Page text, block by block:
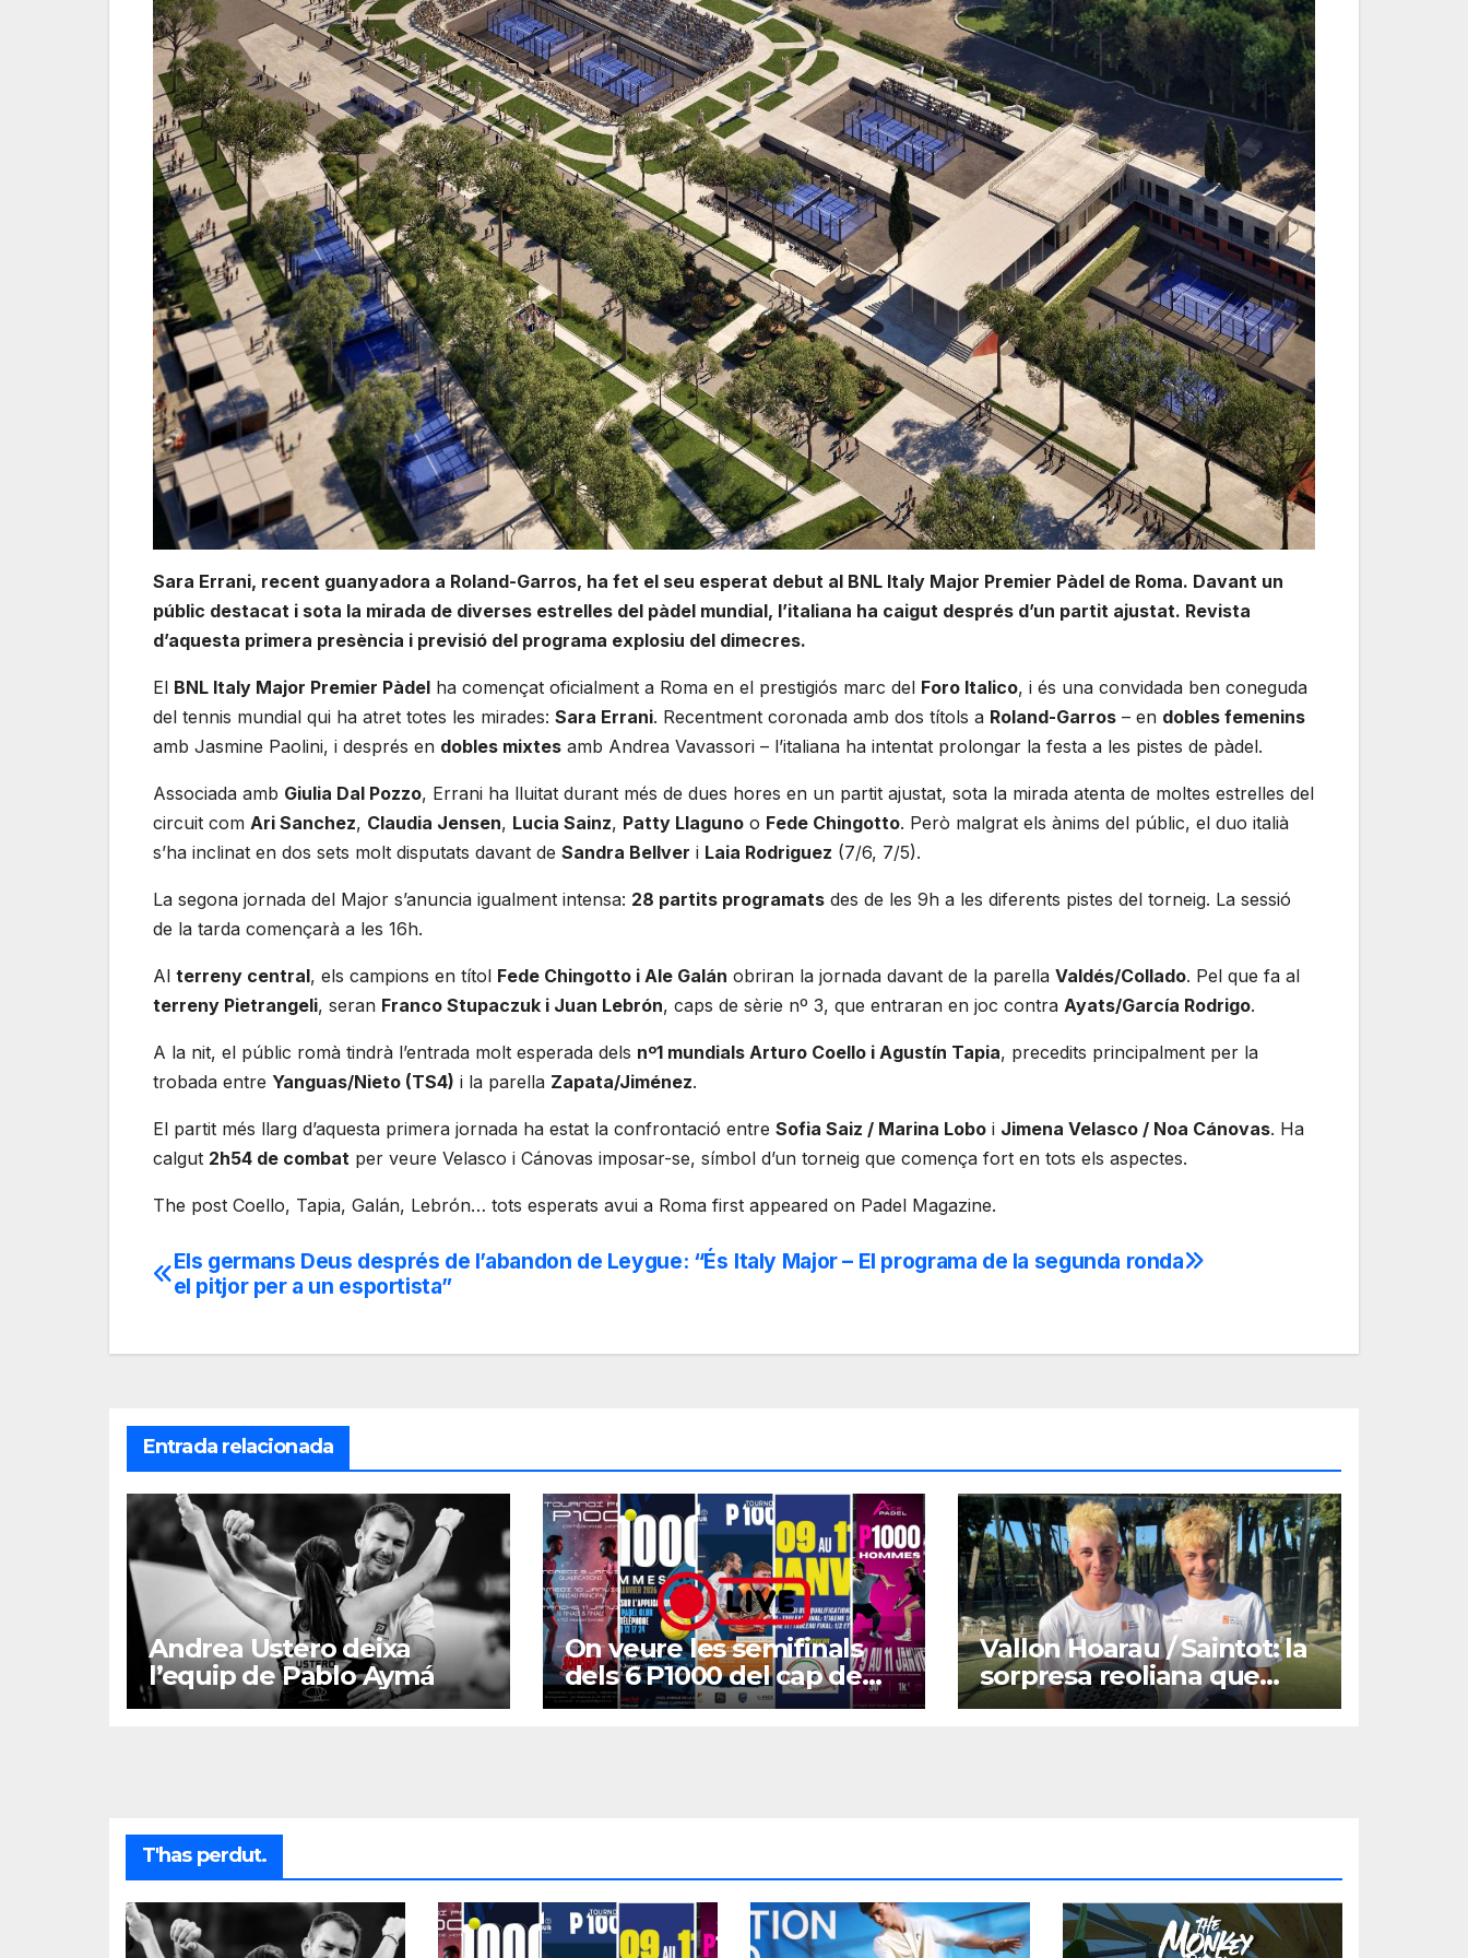
Sara Errani, recent guanyadora a Roland-Garros, ha fet el seu esperat debut al BNL Italy Major Premier Pàdel de Roma. Davant un
públic destacat i sota la mirada de diverses estrelles del pàdel mundial, l’italiana ha caigut després d’un partit ajustat. Revista
d’aquesta primera presència i previsió del programa explosiu del dimecres.
El BNL Italy Major Premier Pàdel ha començat oficialment a Roma en el prestigiós marc del Foro Italico, i és una convidada ben coneguda
del tennis mundial qui ha atret totes les mirades: Sara Errani. Recentment coronada amb dos títols a Roland-Garros – en dobles femenins
amb Jasmine Paolini, i després en dobles mixtes amb Andrea Vavassori – l’italiana ha intentat prolongar la festa a les pistes de pàdel.
Associada amb Giulia Dal Pozzo, Errani ha lluitat durant més de dues hores en un partit ajustat, sota la mirada atenta de moltes estrelles del
circuit com Ari Sanchez, Claudia Jensen, Lucia Sainz, Patty Llaguno o Fede Chingotto. Però malgrat els ànims del públic, el duo italià
s’ha inclinat en dos sets molt disputats davant de Sandra Bellver i Laia Rodriguez (7/6, 7/5).
La segona jornada del Major s’anuncia igualment intensa: 28 partits programats des de les 9h a les diferents pistes del torneig. La sessió
de la tarda començarà a les 16h.
Al terreny central, els campions en títol Fede Chingotto i Ale Galán obriran la jornada davant de la parella Valdés/Collado. Pel que fa al
terreny Pietrangeli, seran Franco Stupaczuk i Juan Lebrón, caps de sèrie nº 3, que entraran en joc contra Ayats/García Rodrigo.
A la nit, el públic romà tindrà l’entrada molt esperada dels nº1 mundials Arturo Coello i Agustín Tapia, precedits principalment per la
trobada entre Yanguas/Nieto (TS4) i la parella Zapata/Jiménez.
El partit més llarg d’aquesta primera jornada ha estat la confrontació entre Sofia Saiz / Marina Lobo i Jimena Velasco / Noa Cánovas. Ha
calgut 2h54 de combat per veure Velasco i Cánovas imposar-se, símbol d’un torneig que comença fort en tots els aspectes.
The post Coello, Tapia, Galán, Lebrón… tots esperats avui a Roma first appeared on Padel Magazine.
Navegación
entradas
Italy Major – El programa de la segunda ronda
Els germans Deus després de l’abandon de Leygue: “És
el pitjor per a un esportista”
Entrada relacionada
Andrea Ustero deixa
l’equip de Pablo Aymá
On veure les semifinals
dels 6 P1000 del cap de
setmana?
Vallon Hoarau / Saintot: la
sorpresa reoliana que
desafia la cap de sèrie 1
T'has perdut.